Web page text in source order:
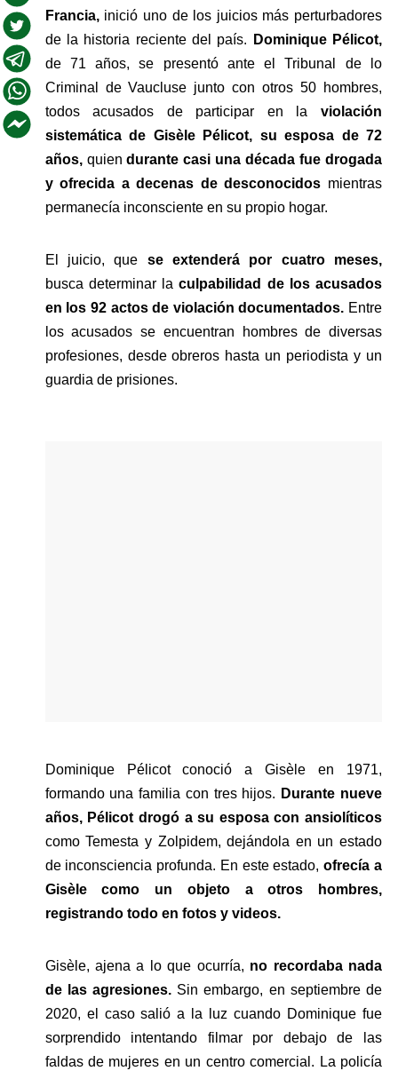
Francia, inició uno de los juicios más perturbadores
de la historia reciente del país.
Dominique Pélicot,
de 71 años, se presentó ante el Tribunal de lo
Criminal de Vaucluse junto con otros 50 hombres,
todos acusados de participar en la violación
sistemática de Gisèle Pélicot, su esposa de 72
años, quien durante casi una década fue drogada
y ofrecida a decenas de desconocidos mientras
permanecía inconsciente en su propio hogar.
El juicio, que se extenderá por cuatro meses,
busca determinar la culpabilidad de los acusados
en los 92 actos de violación documentados. Entre
los acusados se encuentran hombres de diversas
profesiones, desde obreros hasta un periodista y un
guardia de prisiones.
Dominique Pélicot conoció a Gisèle en 1971,
formando una familia con tres hijos. Durante nueve
años, Pélicot drogó a su esposa con ansiolíticos
como Temesta y Zolpidem, dejándola en un estado
de inconsciencia profunda. En este estado, ofrecía a
Gisèle como un objeto a otros hombres,
registrando todo en fotos y videos.
Gisèle, ajena a lo que ocurría, no recordaba nada
de las agresiones. Sin embargo, en septiembre de
2020, el caso salió a la luz cuando Dominique fue
sorprendido intentando filmar por debajo de las
faldas de mujeres en un centro comercial. La policía